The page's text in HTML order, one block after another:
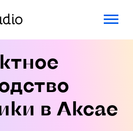
в Аксае